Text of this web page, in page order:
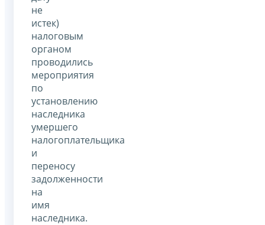
не
истек)
налоговым
органом
проводились
мероприятия
по
установлению
наследника
умершего
налогоплательщика
и
переносу
задолженности
на
имя
наследника.